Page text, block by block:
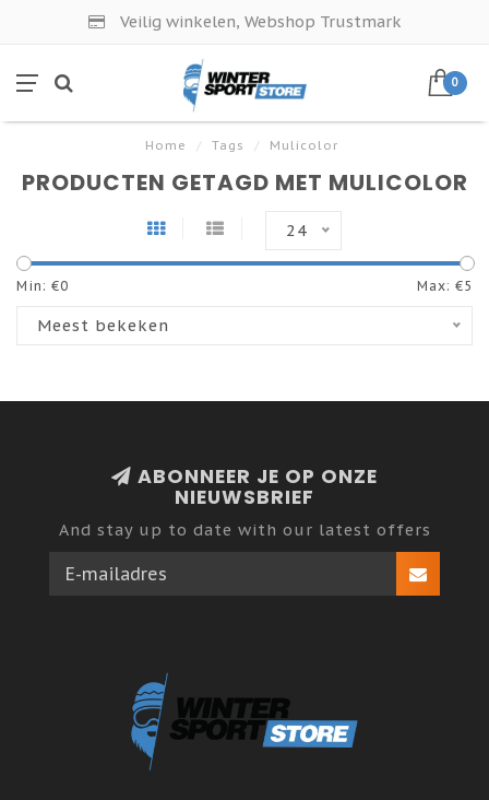
Veilig winkelen, Webshop Trustmark
0
Home / Tags / Mulicolor
PRODUCTEN GETAGD MET MULICOLOR
24
Min: €0 Max: €5
Meest bekeken
ABONNEER JE OP ONZE
NIEUWSBRIEF
And stay up to date with our latest offers